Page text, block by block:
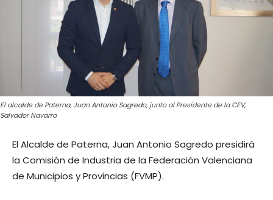
El alcalde de Paterna, Juan Antonio Sagredo, junto al Presidente de la CEV,
Salvador Navarro
El Alcalde de Paterna, Juan Antonio Sagredo presidirá
la Comisión de Industria de la Federación Valenciana
de Municipios y Provincias (FVMP).